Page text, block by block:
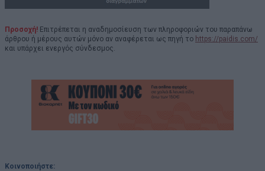
Προσοχή! Επιτρέπεται η αναδημοσίευση των πληροφοριών του παραπάνω
άρθρου ή μέρους αυτών μόνο αν αναφέρεται ως πηγή το https://paidis.com/
και υπάρχει ενεργός σύνδεσμος.
Κοινοποιήστε: